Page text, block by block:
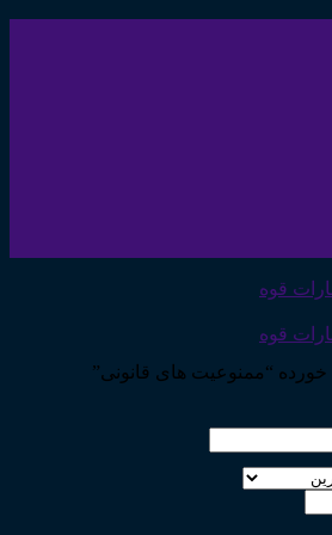
“ممنوعیت های قانونی”